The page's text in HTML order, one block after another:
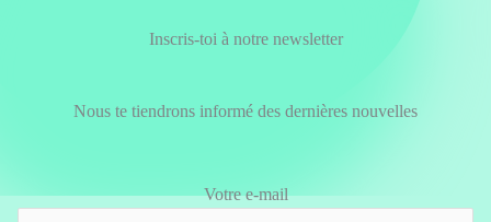
Inscris-toi à notre newsletter
Nous te tiendrons informé des dernières nouvelles
Votre e-mail